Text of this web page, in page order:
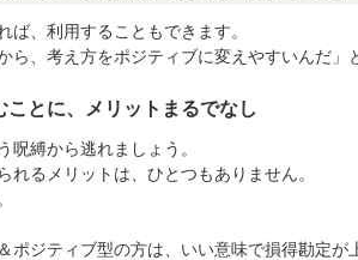
ば、利用することもできます。
ら、考え方をポジティブに変えやすいんだ」
ことに、メリットまるでなし
呪縛から逃れましょう。
れるメリットは、ひとつもありません。
ポジティブ型の方は、いい意味で損得勘定が